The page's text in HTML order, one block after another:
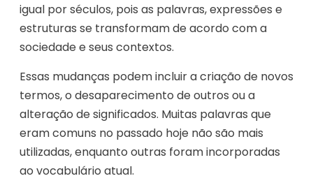
igual por séculos, pois as palavras, expressões e
estruturas se transformam de acordo com a
sociedade e seus contextos.
Essas mudanças podem incluir a criação de novos
termos, o desaparecimento de outros ou a
alteração de significados. Muitas palavras que
eram comuns no passado hoje não são mais
utilizadas, enquanto outras foram incorporadas
ao vocabulário atual.